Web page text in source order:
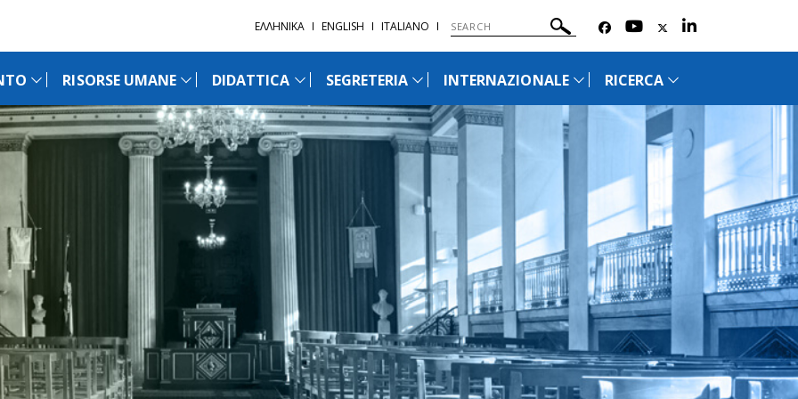
ΕΛΛΗΝΙΚΑ ENGLISH ΙTALIANO
RISORSE UMANE DIDATTICA SEGRETERIA INTERNAZIONALE RICERCA